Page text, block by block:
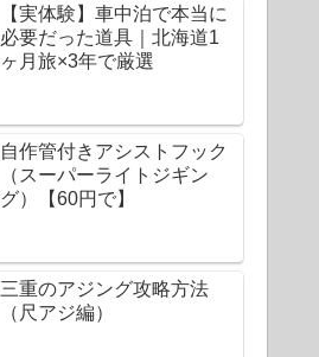
【実体験】車中泊で本当に
必要だった道具｜北海道1
ヶ月旅×3年で厳選
自作管付きアシストフック
（スーパーライトジギン
グ）【60円で】
三重のアジング攻略方法
（尺アジ編）